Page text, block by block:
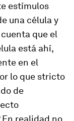
estímulos
una célula y
que el
está ahí,
en el
lo que stricto
de
realidad no